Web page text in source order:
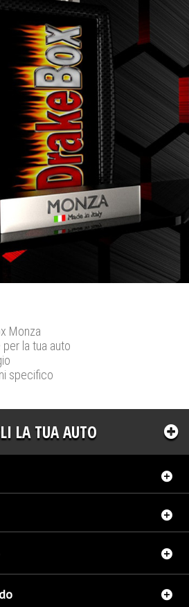
Monza
la tua auto
specifico
LA TUA AUTO